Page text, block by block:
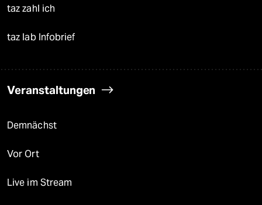
taz zahl ich
taz lab Infobrief
Veranstaltungen
Demnächst
Vor Ort
Live im Stream